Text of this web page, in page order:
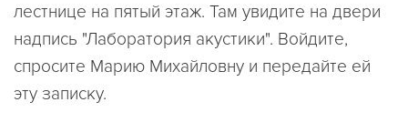
лестнице на пятый этаж. Там увидите на двери
надпись "Лаборатория акустики". Войдите,
спросите Марию Михайловну и передайте ей
эту записку.